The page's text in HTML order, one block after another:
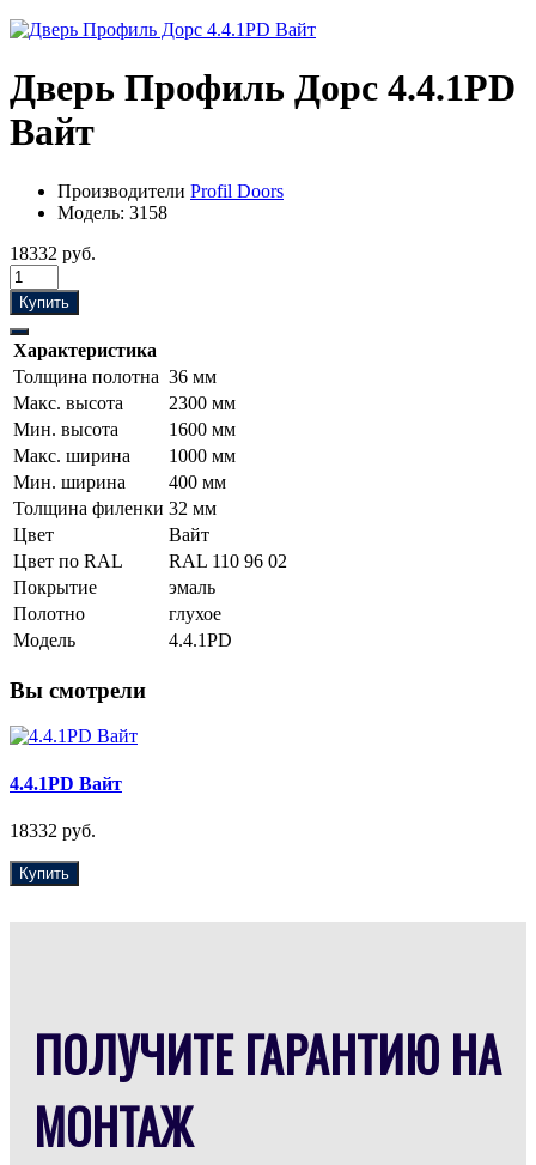
Дверь Профиль Дорс 4.4.1PD
Вайт
Производители Profil Doors
Модель: 3158
18332 руб.
Купить
Характеристика
Толщина полотна 36 мм
Макс. высота
2300 мм
Мин. высота
1600 мм
Макс. ширина
1000 мм
Мин. ширина
400 мм
Толщина филенки 32 мм
Цвет
Вайт
Цвет по RAL
RAL 110 96 02
Покрытие
эмаль
Полотно
глухое
Модель
4.4.1PD
Вы смотрели
4.4.1PD Вайт
18332 руб.
Купить
ПОЛУЧИТЕ ГАРАНТИЮ НА
МОНТАЖ